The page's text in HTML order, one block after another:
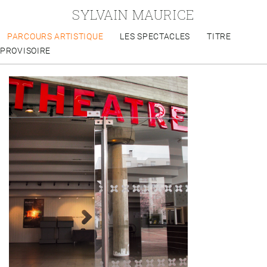
SYLVAIN MAURICE
PARCOURS ARTISTIQUE LES SPECTACLES
TITRE
PROVISOIRE